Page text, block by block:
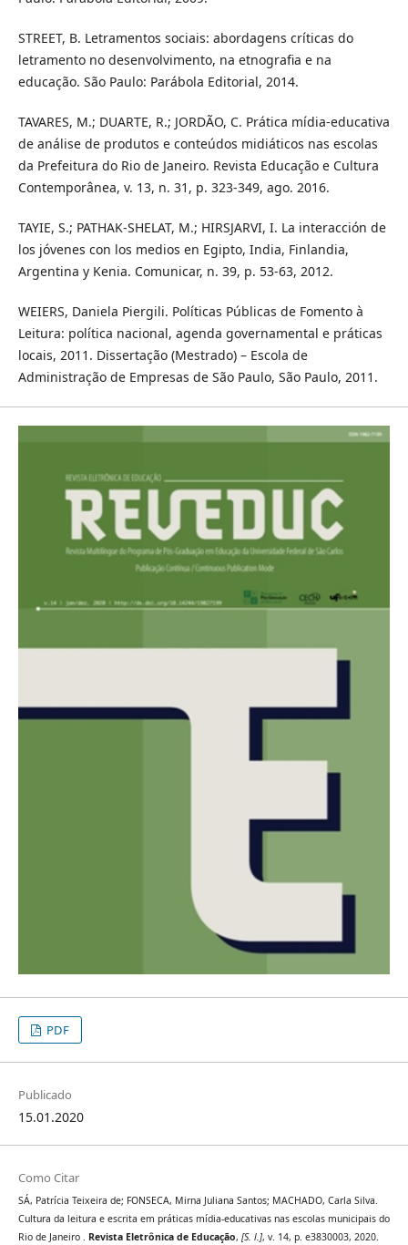
STREET, B. Letramentos sociais: abordagens críticas do
letramento no desenvolvimento, na etnografia e na
educação. São Paulo: Parábola Editorial, 2014.
TAVARES, M.; DUARTE, R.; JORDÃO, C. Prática mídia-educativa
de análise de produtos e conteúdos midiáticos nas escolas
da Prefeitura do Rio de Janeiro. Revista Educação e Cultura
Contemporânea, v. 13, n. 31, p. 323-349, ago. 2016.
TAYIE, S.; PATHAK-SHELAT, M.; HIRSJARVI, I. La interacción de
los jóvenes con los medios en Egipto, India, Finlandia,
Argentina y Kenia. Comunicar, n. 39, p. 53-63, 2012.
WEIERS, Daniela Piergili. Políticas Públicas de Fomento à
Leitura: política nacional, agenda governamental e práticas
locais, 2011. Dissertação (Mestrado) – Escola de
Administração de Empresas de São Paulo, São Paulo, 2011.
PDF
Publicado
15.01.2020
Como Citar
SÁ, Patrícia Teixeira de; FONSECA, Mirna Juliana Santos; MACHADO, Carla Silva.
Cultura da leitura e escrita em práticas mídia-educativas nas escolas municipais do
Rio de Janeiro . Revista Eletrônica de Educação, [S. l.], v. 14, p. e3830003, 2020.